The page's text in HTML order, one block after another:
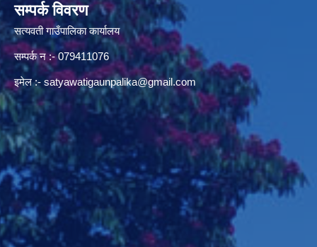
सम्पर्क विवरण
सत्यवती गाउँपालिका कार्यालय
सम्पर्क न‌ :- 079411076
इमेल :- satyawatigaunpalika@gmail.com